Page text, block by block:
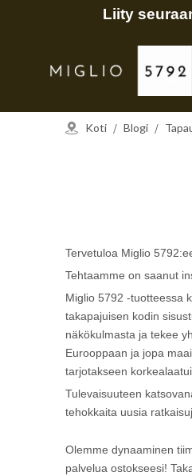
Liity
Koti / Blogi /
Tervetuloa Miglio
Tehtaamme on saanut
Miglio 5792 -tuotteessa
takapajuisen kodin
näkökulmasta ja tekee
Eurooppaan ja jopa
tarjotakseen
Tulevaisuuteen
tehokkaita uusia
Olemme dynaaminen
palvelua ostokseesi!